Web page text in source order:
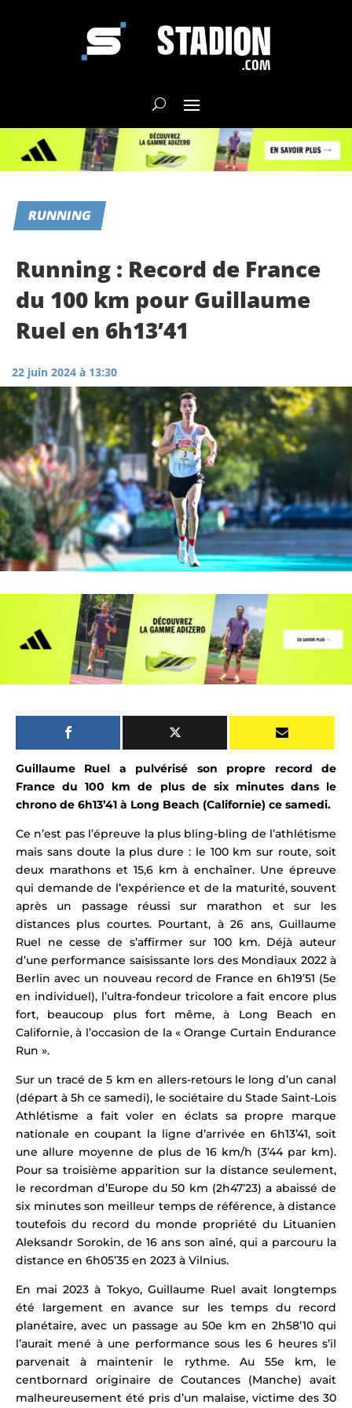
RUNNING
Running : Record de France
du 100 km pour Guillaume
Ruel en 6h13’41
22 juin 2024 à 13:30
Guillaume Ruel a pulvérisé son propre record de
France du 100 km de plus de six minutes dans le
chrono de 6h13’41 à Long Beach (Californie) ce samedi.
Ce n’est pas l’épreuve la plus bling-bling de l’athlétisme
mais sans doute la plus dure : le 100 km sur route, soit
deux marathons et 15,6 km à enchaîner. Une épreuve
qui demande de l’expérience et de la maturité, souvent
après un passage réussi sur marathon et sur les
distances plus courtes. Pourtant, à 26 ans, Guillaume
Ruel ne cesse de s’affirmer sur 100 km. Déjà auteur
d’une performance saisissante lors des Mondiaux 2022 à
Berlin avec un nouveau record de France en 6h19’51 (5e
en individuel), l’ultra-fondeur tricolore a fait encore plus
fort, beaucoup plus fort même, à Long Beach en
Californie, à l’occasion de la «Orange Curtain Endurance
Run ».
Sur un tracé de 5 km en allers-retours le long d’un canal
(départ à 5h ce samedi), le sociétaire du Stade Saint-Lois
Athlétisme a fait voler en éclats sa propre marque
nationale en coupant la ligne d’arrivée en 6h13’41, soit
une allure moyenne de plus de 16 km/h (3’44 par km).
Pour sa troisième apparition sur la distance seulement,
le recordman d’Europe du 50 km (2h47’23) a abaissé de
six minutes son meilleur temps de référence, à distance
toutefois du record du monde propriété du Lituanien
Aleksandr Sorokin, de 16 ans son aîné, qui a parcouru la
distance en 6h05’35 en 2023 à Vilnius.
En mai 2023 à Tokyo, Guillaume Ruel avait longtemps
été largement en avance sur les temps du record
planétaire, avec un passage au 50e km en 2h58’10 qui
l’aurait mené à une performance sous les 6 heures s’il
parvenait à maintenir le rythme. Au 55e km, le
centbornard originaire de Coutances (Manche) avait
malheureusement été pris d’un malaise, victime des 30